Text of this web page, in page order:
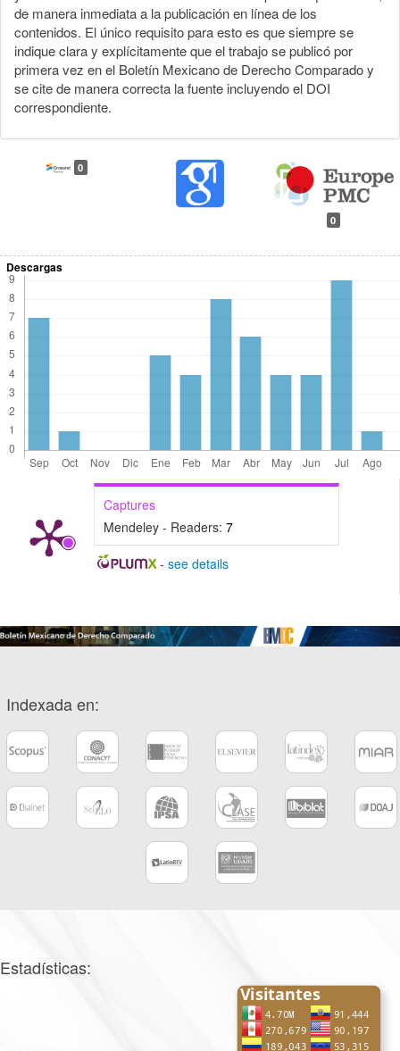
de manera inmediata a la publicación en línea de los
contenidos. El único requisito para esto es que siempre se
indique clara y explícitamente que el trabajo se publicó por
primera vez en el Boletín Mexicano de Derecho Comparado y
se cite de manera correcta la fuente incluyendo el DOI
correspondiente.
0
0
Descargas
Captures
Mendeley - Readers: 7
- see details
Indexada en:
Estadísticas: